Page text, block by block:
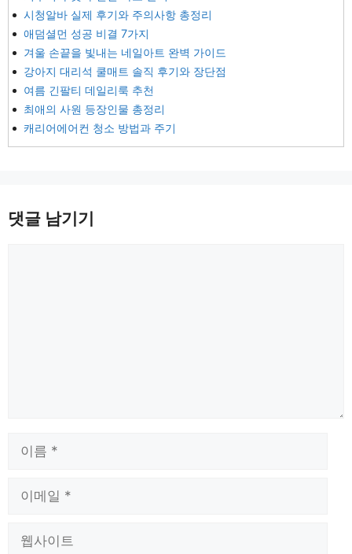
시청알바 실제 후기와 주의사항 총정리
애덤셜먼 성공 비결 7가지
겨울 손끝을 빛내는 네일아트 완벽 가이드
강아지 대리석 쿨매트 솔직 후기와 장단점
여름 긴팔티 데일리룩 추천
최애의 사원 등장인물 총정리
캐리어에어컨 청소 방법과 주기
댓글 남기기